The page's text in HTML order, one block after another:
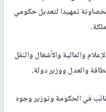
تمهيدا لتعديل حكومي
والمالية والأشغال والنقل
والعدل ووزير دولة.
في الحكومة وتوزير وجوه